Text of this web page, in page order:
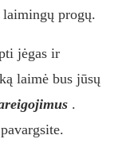
progų.
jėgas ir
laimė bus jūsų
.